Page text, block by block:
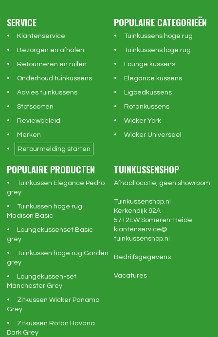
SERVICE
Klantenservice
Bezorgen en afhalen
Retourneren en ruilen
Onderhoud tuinkussens
Advies tuinkussens
Stofsoorten
Reviewbeleid
Merken
Retourmelding starten
POPULAIRE CATEGORIEËN
Tuinkussens hoge rug
Tuinkussens lage rug
Lounge kussens
Elegance kussens
Ligbedkussens
Rotankussens
Wicker York
Wicker Universeel
POPULAIRE PRODUCTEN
Tuinkussen Elegance Pedro
grey
Tuinkussen hoge rug
Madison Basic
Loungekussenset Basic
grey
Tuinkussen hoge rug Garden
grey
Loungekussen-set
Manchester Grey
Zitkussen Wicker Panama
Grey
Zitkussen Rotan Havana
Dark Grey
TUINKUSSENSHOP
Afhaallocatie, geen showroom:
Tuinkussenshop.nl
Kerkendijk 92A
5712EW Someren-Heide
klantenservice@
tuinkussenshop.nl
Bedrijfsgegevens
Vacatures